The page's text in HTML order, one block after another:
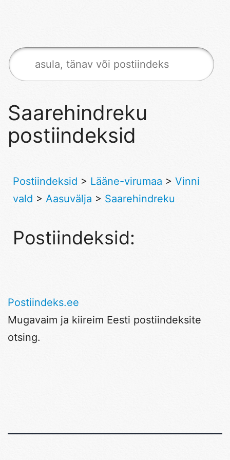
Saarehindreku
postiindeksid
Postiindeksid > Lääne-virumaa > Vinni
vald > Aasuvälja > Saarehindreku
Postiindeksid:
Postiindeks.ee
Mugavaim ja kiireim Eesti postiindeksite
otsing.